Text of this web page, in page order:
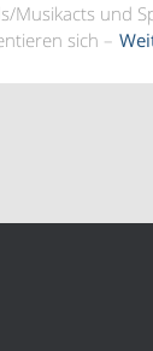
Musikacts und
sich –